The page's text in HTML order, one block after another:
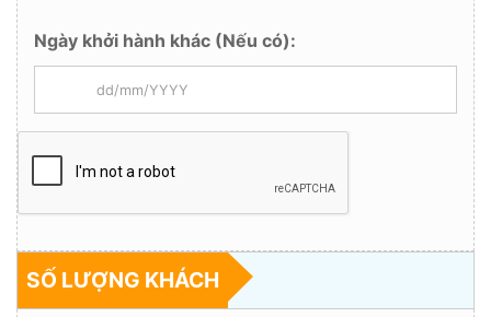
Ngày khởi hành khác (Nếu có):
SỐ LƯỢNG KHÁCH